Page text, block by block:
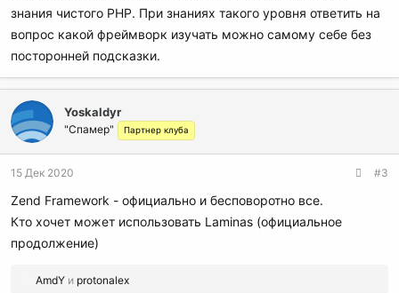
знания чистого РНР. При знаниях такого уровня ответить на
вопрос какой фреймворк изучать можно самому себе без
посторонней подсказки.
Yoskaldyr
"Спамер" Партнер клуба
15 Дек 2020 #3
Zend Framework - официально и бесповоротно все.
Кто хочет может использовать Laminas (официальное
продолжение)
Р
AmdY и protonalex